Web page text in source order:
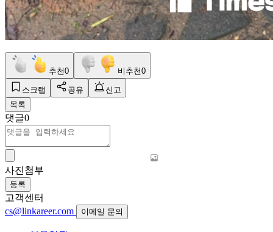
추천0 비추천0
스크랩 공유
신고
목록
댓글0
사진첨부
등록
고객센터
cs@linkareer.com
이메일 문의